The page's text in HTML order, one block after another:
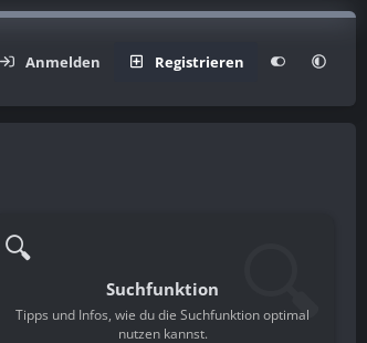
Anmelden Registrieren
🔍
Suchfunktion
Tipps und Infos, wie du die Suchfunktion optimal
nutzen kannst.
🔍